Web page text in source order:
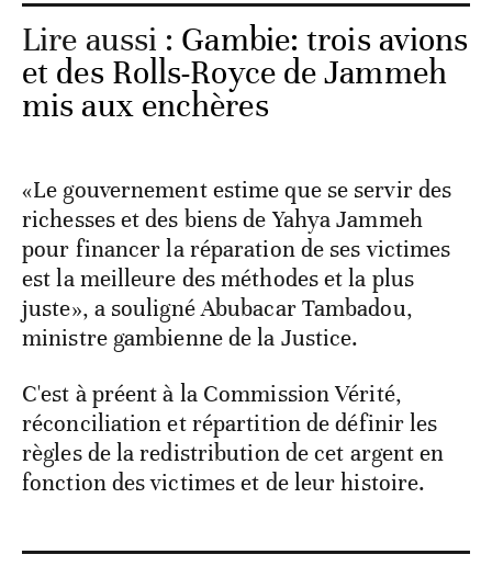
Lire aussi : Gambie: trois avions
et des Rolls-Royce de Jammeh
mis aux enchères
«Le gouvernement estime que se servir des
richesses et des biens de Yahya Jammeh
pour financer la réparation de ses victimes
est la meilleure des méthodes et la plus
juste», a souligné Abubacar Tambadou,
ministre gambienne de la Justice.
C'est à préent à la Commission Vérité,
réconciliation et répartition de définir les
règles de la redistribution de cet argent en
fonction des victimes et de leur histoire.